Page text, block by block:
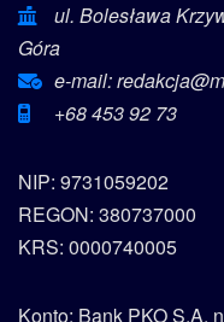
ul. Bolesława
Góra
e-mail:
+68 453 92 73
NIP: 9731059202
REGON: 380737000
KRS: 0000740005
Konto: Bank PKO S.A.